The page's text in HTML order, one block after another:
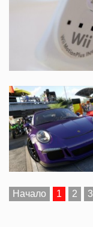
Начало 1 2 3